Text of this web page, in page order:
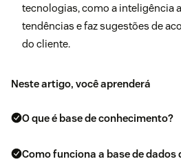
tecnologias, como a inteligência
tendências e faz sugestões de
do cliente.
Neste artigo, você aprenderá
O que é base de conhecimento?
Como funciona a base de dados